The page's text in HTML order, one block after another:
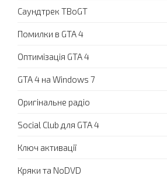
Саундтрек TBoGT
Помилки в GTA 4
Оптимізація GTA 4
GTA 4 на Windows 7
Оригінальне радіо
Social Club для GTA 4
Ключ активації
Кряки та NoDVD